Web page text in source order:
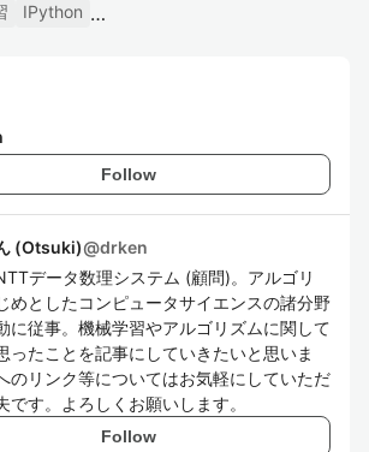
IPython
Follow
(Otsuki)@drken
データ数理システム (顧問)。アルゴリ
めとしたコンピュータサイエンスの諸分野
に従事。機械学習やアルゴリズムに関して
ったことを記事にしていきたいと思いま
のリンク等についてはお気軽にしていただ
です。よろしくお願いします。
Follow